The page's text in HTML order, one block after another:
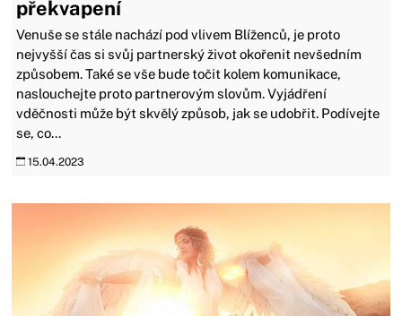
překvapení
Venuše se stále nachází pod vlivem Blíženců, je proto
nejvyšší čas si svůj partnerský život okořenit nevšedním
způsobem. Také se vše bude točit kolem komunikace,
naslouchejte proto partnerovým slovům. Vyjádření
vděčnosti může být skvělý způsob, jak se udobřit. Podívejte
se, co...
15.04.2023